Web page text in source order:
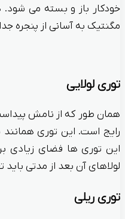
خودکار باز و بسته می شود.
مگنتیک به آسانی از
توری لولایی
همان طور که از نامش
این توری ها فضای زیادی
لولاهای آن بعد از مدتی باید
توری ریلی